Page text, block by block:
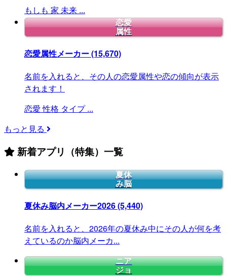
もしも 家 未来 ...
恋愛
属性
恋愛属性メーカー(15,670)
名前を入れると、その人の恋愛属性や恋の傾向が表示
されます！
恋愛 性格 タイプ ...
もっと見る
新着アプリ（特集）一覧
夏休
み脳
夏休み脳内メーカー2026(5,440)
名前を入れると、2026年の夏休み中にその人が何を考
えているのか脳内メーカ...
ニア
ジョ